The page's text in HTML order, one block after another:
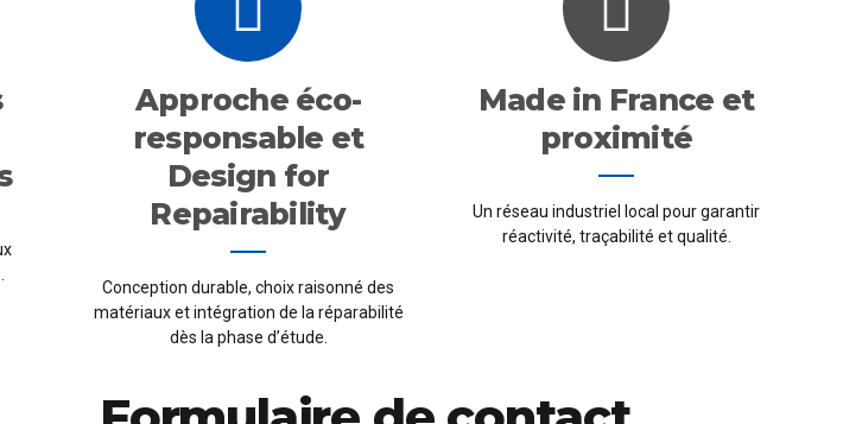
Approche éco-
responsable et
Design for
Repairability
Conception durable, choix raisonné des
matériaux et intégration de la réparabilité
dès la phase d’étude.
Made in France et
proximité
Un réseau industriel local pour garantir
réactivité, traçabilité et qualité.